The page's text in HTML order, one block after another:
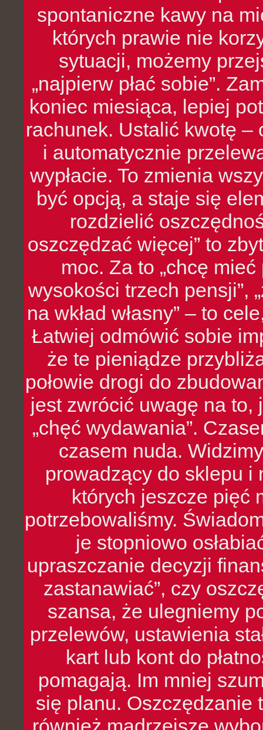
spontaniczne kawy na
których prawie nie
sytuacji, możemy
„najpierw płać sobie”.
koniec miesiąca, lepiej
rachunek. Ustalić kwotę
i automatycznie
wypłacie. To zmienia
być opcją, a staje się
rozdzielić
oszczędzać więcej” to
moc. Za to „chcę
wysokości trzech pensji”,
na wkład własny” – to
Łatwiej odmówić sobie
że te pieniądze
połowie drogi do
jest zwrócić uwagę na to,
„chęć wydawania”.
czasem nuda.
prowadzący do sklepu i
których jeszcze pięć
potrzebowaliśmy.
je stopniowo
upraszczanie decyzji
zastanawiać”, czy
szansa, że ulegniemy
przelewów, ustawienia
kart lub kont do
pomagają. Im mniej
się planu. Oszczędzanie